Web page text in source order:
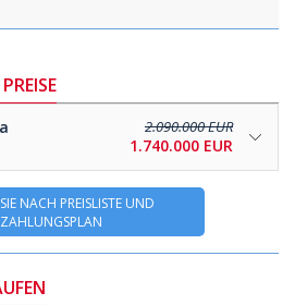
2.090.000 EUR
1.740.000 EUR
NACH PREISLISTE UND
ZAHLUNGSPLAN